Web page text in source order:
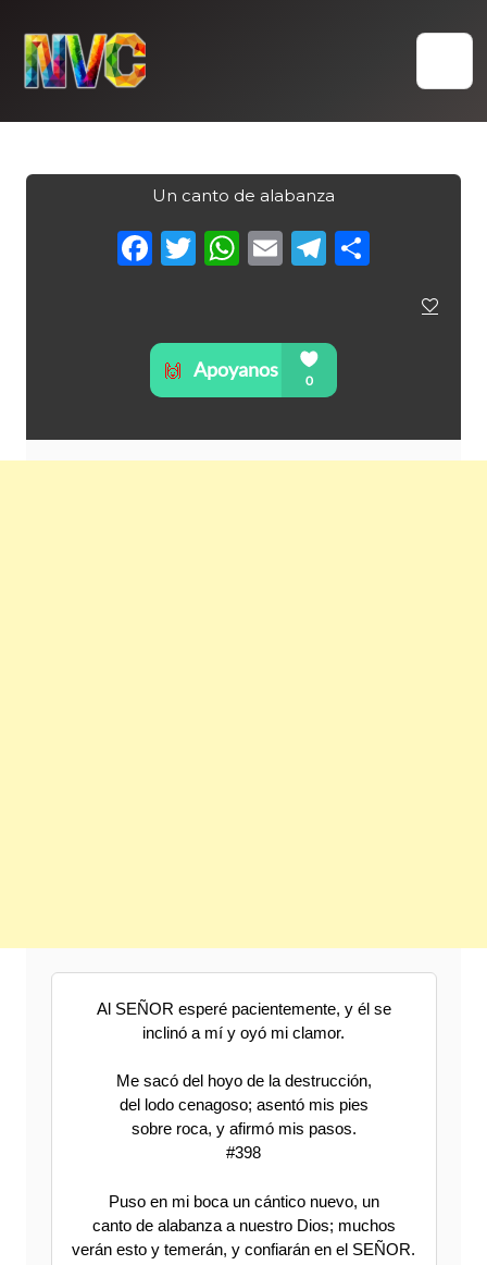
content
Un canto de alabanza
Facebook
Twitter
WhatsApp
Email
Al SEÑOR esperé pacientemente, y él se
inclinó a mí y oyó mi clamor.
Me sacó del hoyo de la destrucción,
del lodo cenagoso; asentó mis pies
sobre roca, y afirmó mis pasos.
#398
Puso en mi boca un cántico nuevo, un
canto de alabanza a nuestro Dios; muchos
verán esto y temerán, y confiarán en el SEÑOR.